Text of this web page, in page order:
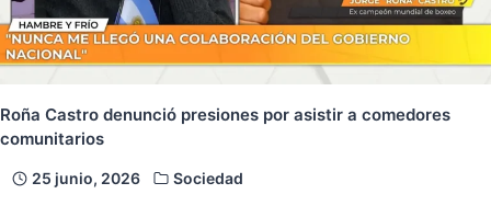
Roña Castro denunció presiones por asistir a comedores
comunitarios
25 junio, 2026 Sociedad